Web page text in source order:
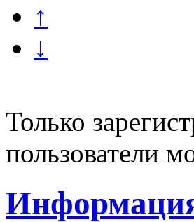
↑
↓
Только
пользователи